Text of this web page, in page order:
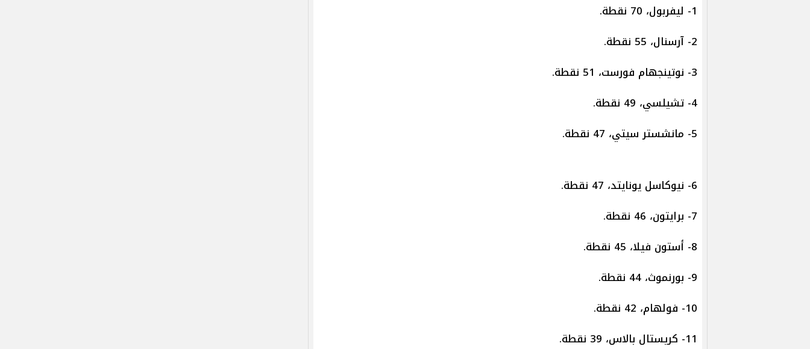
1- ليفربول، 70 نقطة.
2- آرسنال، 55 نقطة.
3- نوتينجهام فورست، 51 نقطة.
4- تشيلسي، 49 نقطة.
5- مانشستر سيتي، 47 نقطة.
6- نيوكاسل يونايتد، 47 نقطة.
7- برايتون، 46 نقطة.
8- أستون فيلا، 45 نقطة.
9- بورنموث، 44 نقطة.
10- فولهام، 42 نقطة.
11- كريستال بالاس، 39 نقطة.